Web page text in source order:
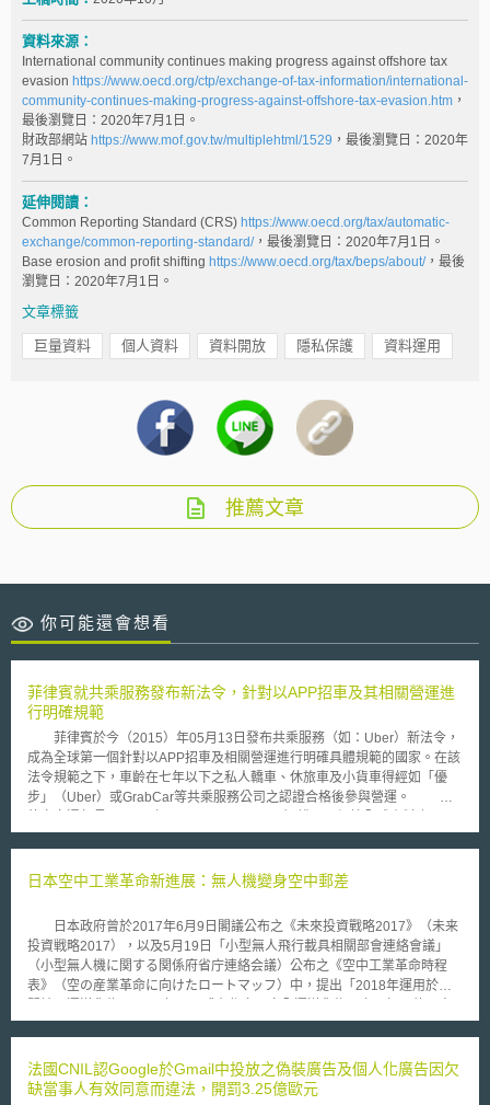
資料來源：
International community continues making progress against offshore tax
evasion https://www.oecd.org/ctp/exchange-of-tax-information/international-
community-continues-making-progress-against-offshore-tax-evasion.htm ，
最後瀏覽日：2020年7月1日。
財政部網站 https://www.mof.gov.tw/multiplehtml/1529 ，最後瀏覽日：2020年
7月1日。
延伸閱讀：
Common Reporting Standard (CRS) https://www.oecd.org/tax/automatic-
exchange/common-reporting-standard/，最後瀏覽日：2020年7月1日。
Base erosion and profit shifting https://www.oecd.org/tax/beps/about/，最後
瀏覽日：2020年7月1日。
文章標籤
巨量資料 個人資料 資料開放 隱私保護 資料運用
推薦文章
你可能還會想看
菲律賓就共乘服務發布新法令，針對以APP招車及其相關營運進
行明確規範
菲律賓於今（2015）年05月13日發布共乘服務（如：Uber）新法令，
成為全球第一個針對以APP招車及相關營運進行明確具體規範的國家。在該
法令規範之下，車齡在七年以下之私人轎車、休旅車及小貨車得經如「優
步」（Uber）或GrabCar等共乘服務公司之認證合格後參與營運。 菲
“Numbeo”公司之調查研究，由於首都馬尼拉（東南亞第二壅塞，僅次於印
要性。 「我們不應將共乘服務視為傳統計程車產業的損害者，而應該
步」（Uber），係全球最具價值之風險投資新創公司，估計市值400億美
元。關於優步如何支付駕駛報酬、向乘客收取車資費用並確保其安全、以及
違反交通法令規範等層面，業已在全球面臨諸多法律挑戰。共乘服務運用科
技來連結市民利用其自有私家車與欲搭乘車輛之消費者，而傳統計程車經營
時表示：「此次修法，係將消費者的安全置於優先考量，亦認同如優步這類
型公司之價值，以及其運用科技改善城市運輸品質之能力。」 然而優
日本空中工業革命新進展：無人機變身空中郵差
日本政府曾於2017年6月9日閣議公布之《未來投資戰略2017》（未来
投資戦略2017），以及5月19日「小型無人飛行載具相關部會連絡會議」
（小型無人機に関する関係府省庁連絡会議）公布之《空中工業革命時程
表》（空の産業革命に向けたロートマッフ）中，提出「2018年運用於山
交通省與經濟產業省於同年10月4日共同設立「無人飛行載具於目視範圍外
飛行に関する検討会），並於2018年9月18日公布《無人飛行載具運送貨物
自主指引》（無人航空機による荷物配送を行う際の自主ガイドライン，以
法國CNIL認Google於Gmail中投放之偽裝廣告及個人化廣告因欠
缺當事人有效同意而違法，開罰3.25億歐元